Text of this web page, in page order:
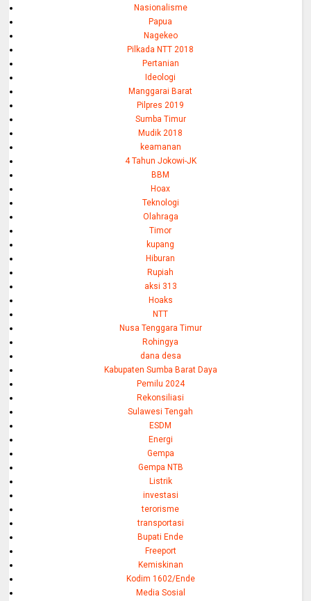
Nasionalisme
Papua
Nagekeo
Pilkada NTT 2018
Pertanian
Ideologi
Manggarai Barat
Pilpres 2019
Sumba Timur
Mudik 2018
keamanan
4 Tahun Jokowi-JK
BBM
Hoax
Teknologi
Olahraga
Timor
kupang
Hiburan
Rupiah
aksi 313
Hoaks
NTT
Nusa Tenggara Timur
Rohingya
dana desa
Kabupaten Sumba Barat Daya
Pemilu 2024
Rekonsiliasi
Sulawesi Tengah
ESDM
Energi
Gempa
Gempa NTB
Listrik
investasi
terorisme
transportasi
Bupati Ende
Freeport
Kemiskinan
Kodim 1602/Ende
Media Sosial